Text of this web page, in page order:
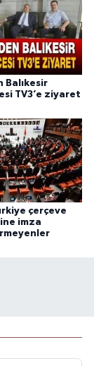
Balıkesir
TV3’e ziyaret
çerçeve
imza